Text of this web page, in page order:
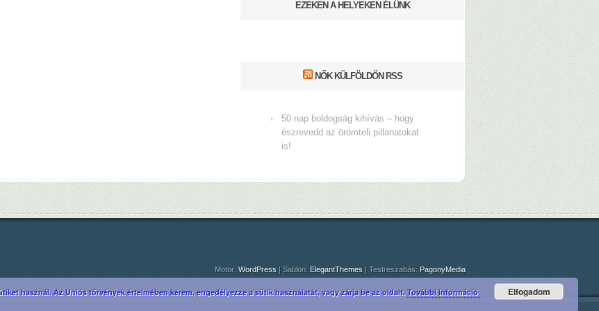
EZEKEN A HELYEKEN ÉLÜNK
NŐK KÜLFÖLDÖN RSS
50 nap boldogság kihívás – hogy
észrevedd az örömteli pillanatokat
is!
Motor: WordPress | Sablon: ElegantThemes | Testreszabás: PagonyMedia
használ. Az Uniós törvények értelmében kérem, engedélyezze a sütik használatát, vagy zárja be az oldalt. További információ Elfogadom